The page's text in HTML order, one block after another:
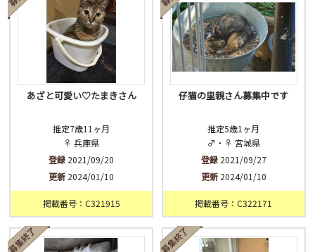
あざと可愛い♡たまきさん
推定7歳11ヶ月
♀ 兵庫県
登録 2021/09/20
更新 2024/01/10
掲載番号：C321915
仔猫の里親さん募集中です
推定5歳1ヶ月
♂・♀ 宮城県
登録2021/09/27
更新2024/01/10
掲載番号：C322171